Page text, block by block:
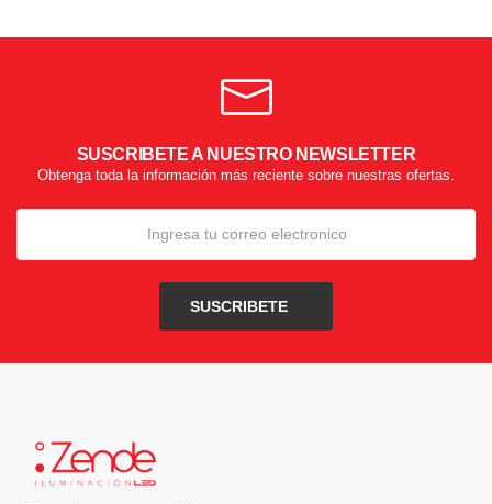
SUSCRIBETE A NUESTRO NEWSLETTER
Obtenga toda la información más reciente sobre nuestras ofertas.
SUSCRIBETE